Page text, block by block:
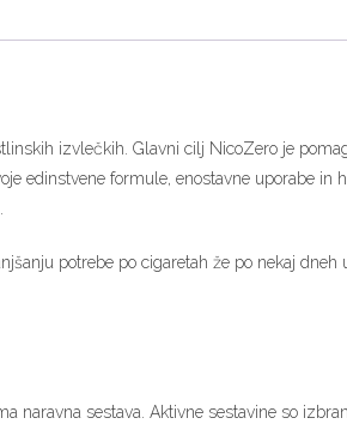
izvlečkih. Glavni cilj NicoZero je
edinstvene formule, enostavne uporabe
potrebe po cigaretah že po nekaj
naravna sestava. Aktivne sestavine so